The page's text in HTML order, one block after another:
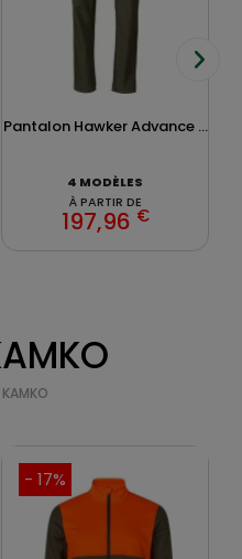
Pantalon Hawker Advance ...
4 MODÈLES
À PARTIR DE
197,96 €
- 17%